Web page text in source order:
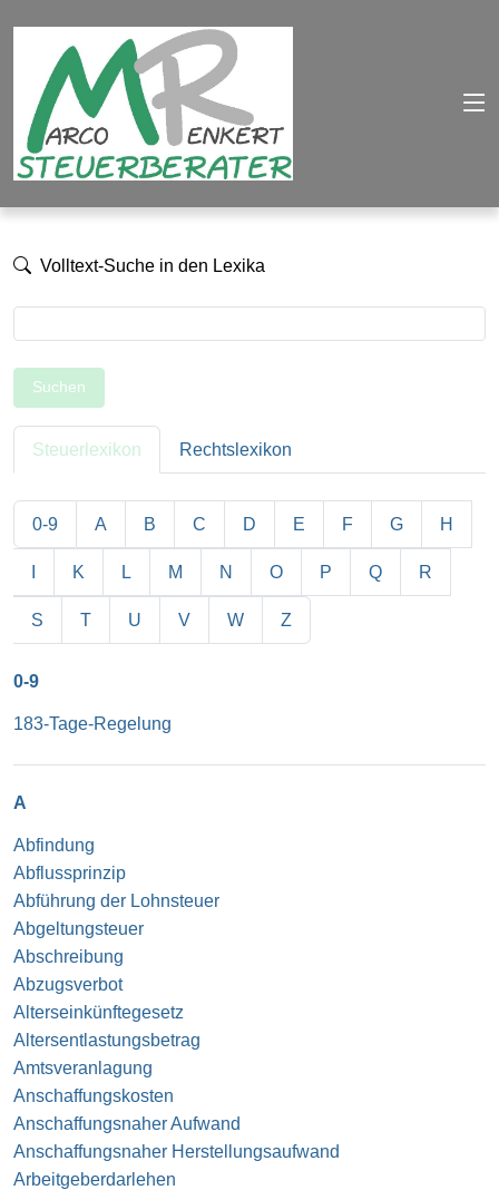
Volltext-Suche in den Lexika
Suchen
Steuerlexikon Rechtslexikon
0-9 A B C D E F G H
K L M N O P Q R
S T U V W Z
0-9
183-Tage-Regelung
A
Abfindung
Abflussprinzip
Abführung der Lohnsteuer
Abgeltungsteuer
Abschreibung
Abzugsverbot
Alterseinkünftegesetz
Altersentlastungsbetrag
Amtsveranlagung
Anschaffungskosten
Anschaffungsnaher Aufwand
Anschaffungsnaher Herstellungsaufwand
Arbeitgeberdarlehen